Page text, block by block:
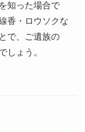
知った場合で
香・ロウソクな
で、ご遺族の
しょう。